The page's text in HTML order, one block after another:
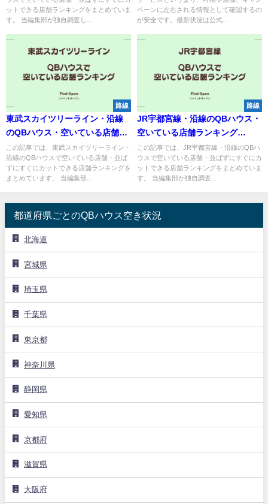
ットできる店舗ランキングをまとめていま
す。 当編集部が独自調査し...
ペーンに左右される情報として確認するの
が安全です。最新状況は公式...
路線
東武スカイツリーライン・沿線
のQBハウス・空いている店舗ラ
ンキング【2026年6月】
この記事では、東武スカイツリーライン・
沿線のQBハウスで空いている店舗・並ば
ずにすぐにカットできる店舗ランキングを
まとめています。 当編集部...
路線
JR宇都宮線・沿線のQBハウス・
空いている店舗ランキング
【2026年6月】
この記事では、JR宇都宮線・沿線のQBハ
ウスで空いている店舗・並ばずにすぐにカ
ットできる店舗ランキングをまとめていま
す。 当編集部が独自調査...
都道府県ごとのQBハウス空き状況
北海道
宮城県
埼玉県
千葉県
東京都
神奈川県
静岡県
愛知県
京都府
滋賀県
大阪府